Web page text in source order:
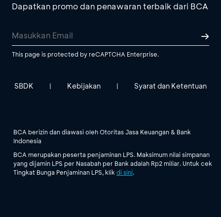
Dapatkan promo dan penawaran terbaik dari BCA
This page is protected by reCAPTCHA Enterprise.
SBDK | Kebijakan | Syarat dan Ketentuan
BCA berizin dan diawasi oleh Otoritas Jasa Keuangan & Bank
Indonesia
BCA merupakan peserta penjaminan LPS. Maksimum nilai simpanan
yang dijamin LPS per Nasabah per Bank adalah Rp2 miliar. Untuk cek
Tingkat Bunga Penjaminan LPS, klik di sini.